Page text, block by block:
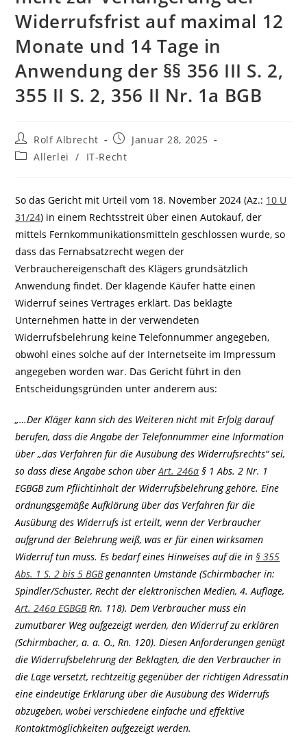
Widerrufsfrist auf maximal 12
Monate und 14 Tage in
Anwendung der §§ 356 III S. 2,
355 II S. 2, 356 II Nr. 1a BGB
Beitrags-
Autor:
Rolf Albrecht
Beitrag
veröffentlicht:
Januar 28, 2025
Beitrags-
Allerlei / IT-Recht
So das Gericht mit Urteil vom 18. November 2024 (Az.: 10 U
31/24) in einem Rechtsstreit über einen Autokauf, der
mittels Fernkommunikationsmitteln geschlossen wurde, so
dass das Fernabsatzrecht wegen der
Verbrauchereigenschaft des Klägers grundsätzlich
Anwendung findet. Der klagende Käufer hatte einen
Widerruf seines Vertrages erklärt. Das beklagte
Unternehmen hatte in der verwendeten
Widerrufsbelehrung keine Telefonnummer angegeben,
obwohl eines solche auf der Internetseite im Impressum
angegeben worden war. Das Gericht führt in den
Entscheidungsgründen unter anderem aus:
„…Der Kläger kann sich des Weiteren nicht mit Erfolg darauf
berufen, dass die Angabe der Telefonnummer eine Information
über „das Verfahren für die Ausübung des Widerrufsrechts“ sei,
so dass diese Angabe schon überArt. 246a § 1 Abs. 2 Nr. 1
EGBGB zum Pflichtinhalt der Widerrufsbelehrung gehöre. Eine
ordnungsgemäße Aufklärung über das Verfahren für die
Ausübung des Widerrufs ist erteilt, wenn der Verbraucher
aufgrund der Belehrung weiß, was er für einen wirksamen
Widerruf tun muss. Es bedarf eines Hinweises auf die in§ 355
Abs. 1 S. 2 bis 5 BGBgenannten Umstände (Schirmbacher in:
Spindler/Schuster, Recht der elektronischen Medien, 4. Auflage,
Art. 246a EGBGBRn. 118). Dem Verbraucher muss ein
zumutbarer Weg aufgezeigt werden, den Widerruf zu erklären
(Schirmbacher, a. a. O., Rn. 120). Diesen Anforderungen genügt
die Widerrufsbelehrung der Beklagten, die den Verbraucher in
die Lage versetzt, rechtzeitig gegenüber der richtigen Adressatin
eine eindeutige Erklärung über die Ausübung des Widerrufs
abzugeben, wobei verschiedene einfache und effektive
Kontaktmöglichkeiten aufgezeigt werden.